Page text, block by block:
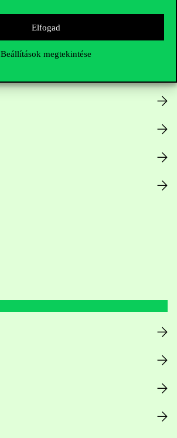
Elfogad
Beállítások megtekintése